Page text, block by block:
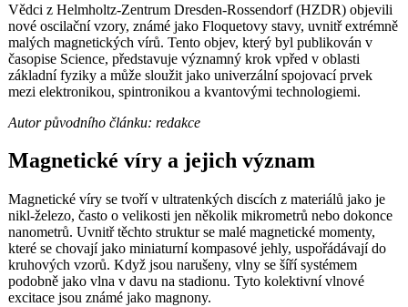
Vědci z Helmholtz-Zentrum Dresden-Rossendorf (HZDR) objevili
nové oscilační vzory, známé jako Floquetovy stavy, uvnitř extrémně
malých magnetických vírů. Tento objev, který byl publikován v
časopise Science, představuje významný krok vpřed v oblasti
základní fyziky a může sloužit jako univerzální spojovací prvek
mezi elektronikou, spintronikou a kvantovými technologiemi.
Autor původního článku: redakce
Magnetické víry a jejich význam
Magnetické víry se tvoří v ultratenkých discích z materiálů jako je
nikl-železo, často o velikosti jen několik mikrometrů nebo dokonce
nanometrů. Uvnitř těchto struktur se malé magnetické momenty,
které se chovají jako miniaturní kompasové jehly, uspořádávají do
kruhových vzorů. Když jsou narušeny, vlny se šíří systémem
podobně jako vlna v davu na stadionu. Tyto kolektivní vlnové
excitace jsou známé jako magnony.